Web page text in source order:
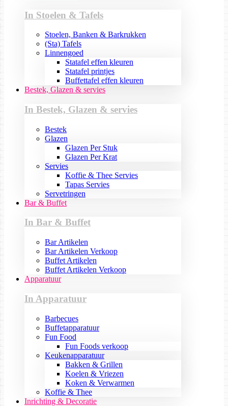
In Stoelen & Tafels
Stoelen, Banken & Barkrukken
(Sta) Tafels
Linnengoed
Statafel effen kleuren
Statafel printjes
Buffettafel effen kleuren
Bestek, Glazen & servies
In Bestek, Glazen & servies
Bestek
Glazen
Glazen Per Stuk
Glazen Per Krat
Servies
Koffie & Thee Servies
Tapas Servies
Servetringen
Bar & Buffet
In Bar & Buffet
Bar Artikelen
Bar Artikelen Verkoop
Buffet Artikelen
Buffet Artikelen Verkoop
Apparatuur
In Apparatuur
Barbecues
Buffetapparatuur
Fun Food
Fun Foods verkoop
Keukenapparatuur
Bakken & Grillen
Koelen & Vriezen
Koken & Verwarmen
Koffie & Thee
Inrichting & Decoratie